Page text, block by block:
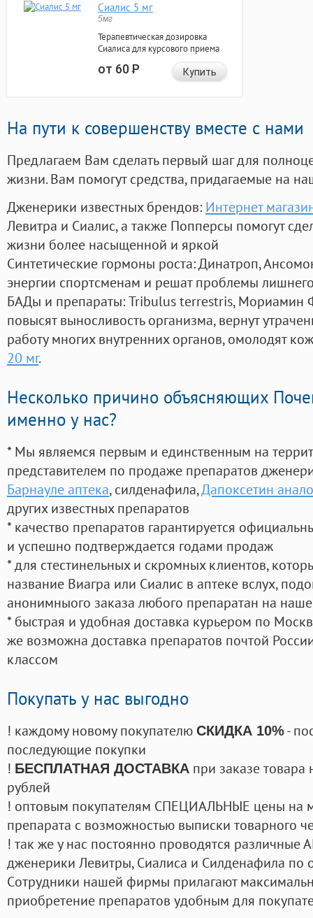
Сиалис 5 мг
5мг
Терапевтическая дозировка
Сиалиса для курсового приема
от 60Р Купить
На пути к совершенству вместе с нами
Предлагаем Вам сделать первый шаг для
жизни. Вам помогут средства, придагаемые на
Дженерики известных брендов: Интернет
Левитра и Сиалис, а также Попперсы помогут
жизни более насыщенной и яркой
Синтетические гормоны роста: Динатроп,
энергии спортсменам и решат проблемы
БАДы и препараты:Tribulus terrestris, Мориамин
повысят выносливость организма, вернут
работу многих внутренних органов, омолодят
20 мг.
Несколько причино объясняющих
именно у нас?
* Мы являемся первым и единственным на
представителем по продаже препаратов
Барнауле аптека, силденафила,Дапоксетин
других известных препаратов
* качество препаратов гарантируется
и успешно подтверждается годами продаж
* для стестинельных и скромных клиентов,
название Виагра или Сиалис в аптеке вслух,
анонимныого заказа любого препаратан на
* быстрая и удобная доставка курьером по
же возможна доставка препаратов почтой
классом
Покупать у нас выгодно
! каждому новому покупателю СКИДКА 10%-
последующие покупки
! БЕСПЛАТНАЯ ДОСТАВКА при заказе
рублей
! оптовым покупателям СПЕЦИАЛЬНЫЕ цены на
препарата с возможностью выписки товарного
! так же у нас постоянно проводятся
дженерики Левитры, Сиалиса и Силденафила по
Cотрудники нашей фирмы прилагают
приобретение препаратов удобным для